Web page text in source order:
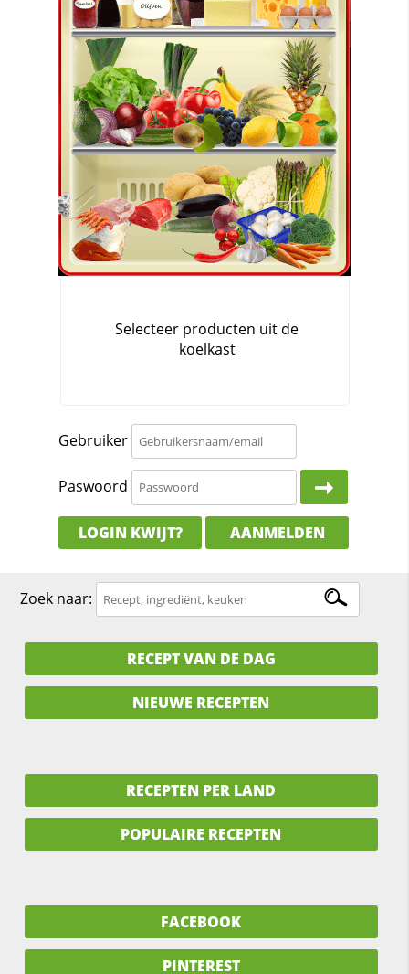
Gebruiker
Paswoord
LOGIN KWIJT? AANMELDEN
Zoek naar:
RECEPT VAN DE DAG
NIEUWE RECEPTEN
RECEPTEN PER LAND
POPULAIRE RECEPTEN
FACEBOOK
PINTEREST